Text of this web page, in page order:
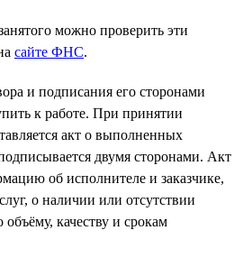
можно проверить эти
сайте ФНС.
и подписания его сторонами
к работе. При принятии
акт о выполненных
двумя сторонами. Акт
об исполнителе и заказчике,
о наличии или отсутствии
объёму, качеству и срокам